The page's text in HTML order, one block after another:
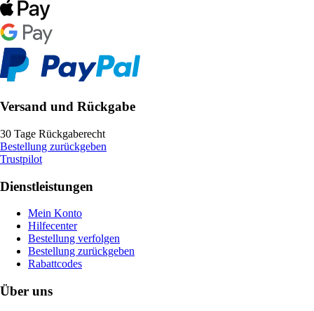
Versand und Rückgabe
30 Tage Rückgaberecht
Bestellung zurückgeben
Trustpilot
Dienstleistungen
Mein Konto
Hilfecenter
Bestellung verfolgen
Bestellung zurückgeben
Rabattcodes
Über uns